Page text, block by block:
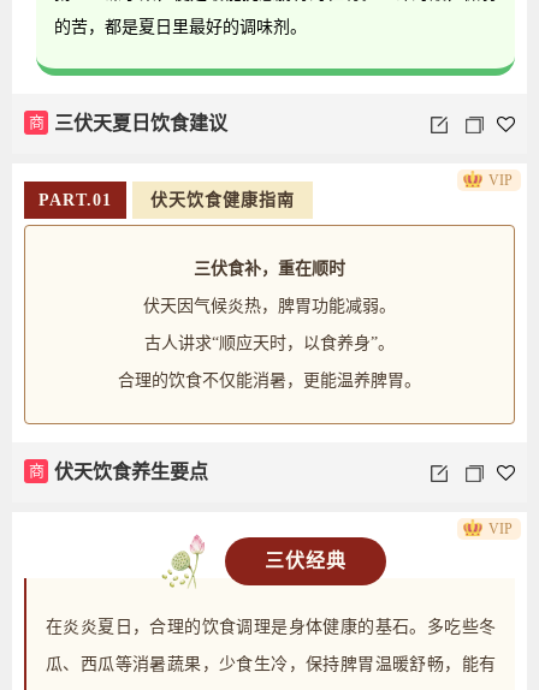
的苦，都是夏日里最好的调味剂。
商 三伏天夏日饮食建议
PART.01 伏天饮食健康指南
三伏食补，重在顺时
伏天因气候炎热，脾胃功能减弱。
古人讲求“顺应天时，以食养身”。
合理的饮食不仅能消暑，更能温养脾胃。
商 伏天饮食养生要点
VIP
三伏经典
在炎炎夏日，合理的饮食调理是身体健康的基石。多吃些冬
瓜、西瓜等消暑蔬果，少食生冷，保持脾胃温暖舒畅，能有
VIP